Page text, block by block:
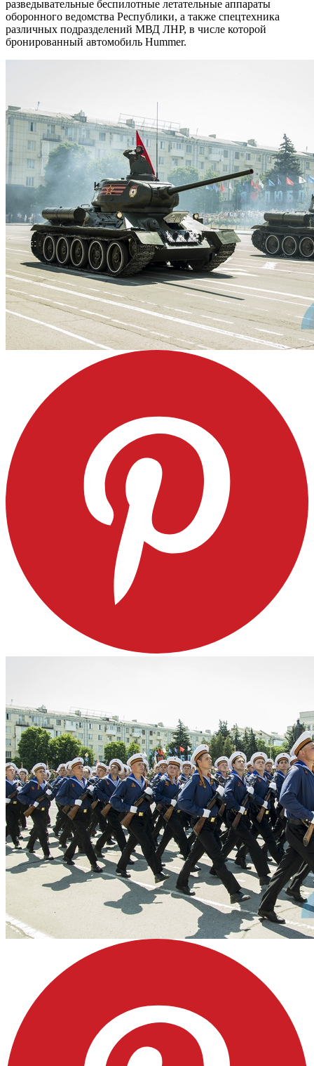
разведывательные беспилотные летательные аппараты
оборонного ведомства Республики, а также спецтехника
различных подразделений МВД ЛНР, в числе которой
бронированный автомобиль Hummer.